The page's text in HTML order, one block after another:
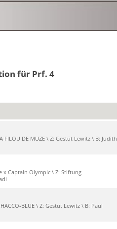
für Prf. 4
FILOU DE MUZE \ Z: Gestüt Lewitz \ B: Judith
x Captain Olympic \ Z: Stiftung
BLUE \ Z: Gestüt Lewitz \ B: Paul